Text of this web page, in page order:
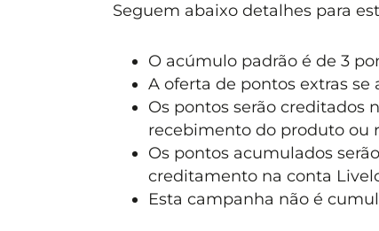
Seguem abaixo detalhes para
O acúmulo padrão é de 3
A oferta de pontos extras
Os pontos serão creditados
recebimento do produto ou
Os pontos acumulados
creditamento na conta
Esta campanha não é